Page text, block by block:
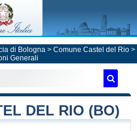
di Bologna> Comune Castel del Rio>
Generali
DEL RIO (BO)